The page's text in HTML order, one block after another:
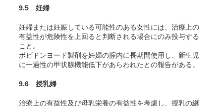
9.5 妊婦
妊婦または妊娠している可能性のある女性には、治療上の
有益性が危険性を上回ると判断される場合にのみ投与する
こと。
ポビドンヨード製剤を妊婦の腟内に長期間使用し、新生児
に一過性の甲状腺機能低下があらわれたとの報告がある 。
9.6 授乳婦
治療上の有益性及び母乳栄養の有益性を考慮し、授乳の継